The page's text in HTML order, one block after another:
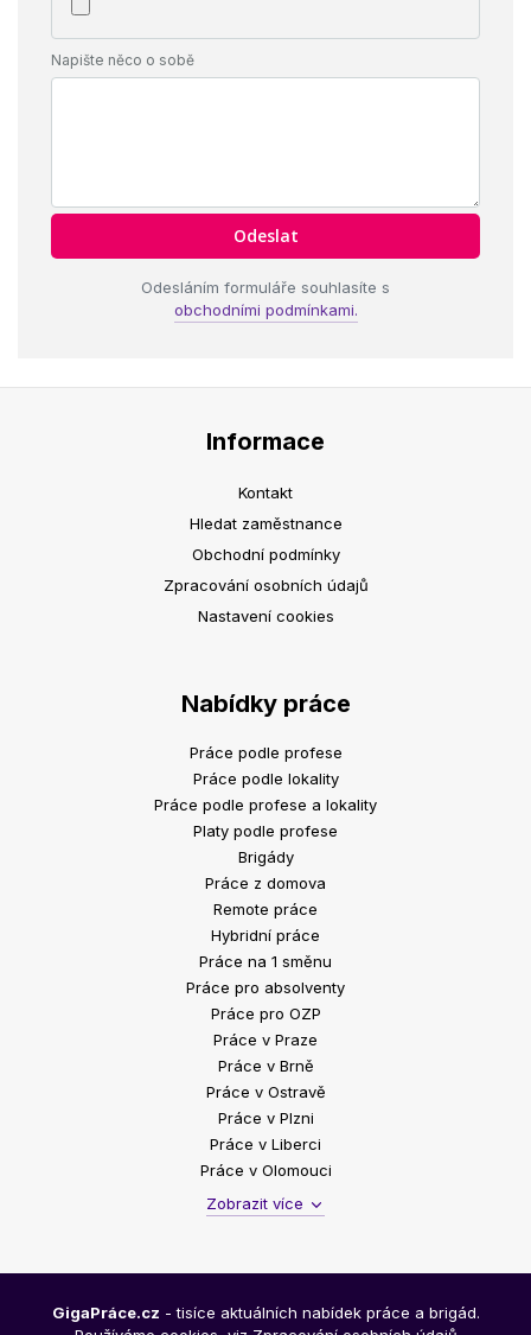
Napište něco o sobě
Odesláním formuláře souhlasíte s
obchodními podmínkami.
Informace
Kontakt
Hledat zaměstnance
Obchodní podmínky
Zpracování osobních údajů
Nastavení cookies
Nabídky práce
Práce podle profese
Práce podle lokality
Práce podle profese a lokality
Platy podle profese
Brigády
Práce z domova
Remote práce
Hybridní práce
Práce na 1 směnu
Práce pro absolventy
Práce pro OZP
Práce v Praze
Práce v Brně
Práce v Ostravě
Práce v Plzni
Práce v Liberci
Práce v Olomouci
Zobrazit více
GigaPráce.cz - tisíce aktuálních nabídek práce a brigád.